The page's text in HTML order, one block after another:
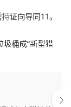
证向导同11。
桶成“新型猎